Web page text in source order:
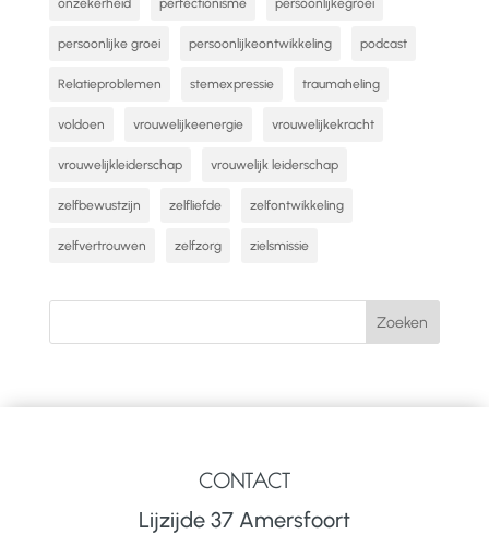
onzekerheid perfectionisme persoonlijkegroei
persoonlijke groei persoonlijkeontwikkeling podcast
Relatieproblemen stemexpressie traumaheling
voldoen vrouwelijkeenergie vrouwelijkekracht
vrouwelijkleiderschap vrouwelijk leiderschap
zelfbewustzijn zelfliefde zelfontwikkeling
zelfvertrouwen zelfzorg zielsmissie
CONTACT
Lijzijde 37 Amersfoort